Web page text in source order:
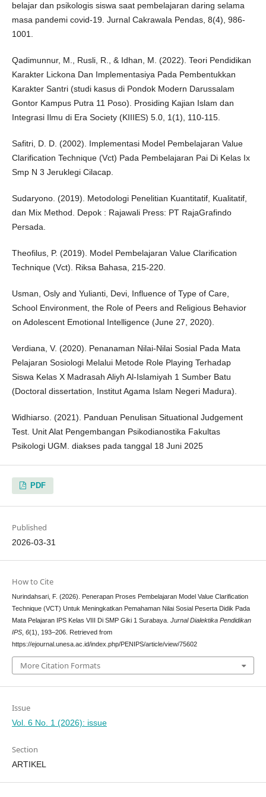
belajar dan psikologis siswa saat pembelajaran daring selama
masa pandemi covid-19. Jurnal Cakrawala Pendas, 8(4), 986-
1001.
Qadimunnur, M., Rusli, R., & Idhan, M. (2022). Teori Pendidikan
Karakter Lickona Dan Implementasiya Pada Pembentukkan
Karakter Santri (studi kasus di Pondok Modern Darussalam
Gontor Kampus Putra 11 Poso). Prosiding Kajian Islam dan
Integrasi Ilmu di Era Society (KIIIES) 5.0, 1(1), 110-115.
Safitri, D. D. (2002). Implementasi Model Pembelajaran Value
Clarification Technique (Vct) Pada Pembelajaran Pai Di Kelas Ix
Smp N 3 Jeruklegi Cilacap.
Sudaryono. (2019). Metodologi Penelitian Kuantitatif, Kualitatif,
dan Mix Method. Depok : Rajawali Press: PT RajaGrafindo
Persada.
Theofilus, P. (2019). Model Pembelajaran Value Clarification
Technique (Vct). Riksa Bahasa, 215-220.
Usman, Osly and Yulianti, Devi, Influence of Type of Care,
School Environment, the Role of Peers and Religious Behavior
on Adolescent Emotional Intelligence (June 27, 2020).
Verdiana, V. (2020). Penanaman Nilai-Nilai Sosial Pada Mata
Pelajaran Sosiologi Melalui Metode Role Playing Terhadap
Siswa Kelas X Madrasah Aliyh Al-Islamiyah 1 Sumber Batu
(Doctoral dissertation, Institut Agama Islam Negeri Madura).
Widhiarso. (2021). Panduan Penulisan Situational Judgement
Test. Unit Alat Pengembangan Psikodianostika Fakultas
Psikologi UGM. diakses pada tanggal 18 Juni 2025
PDF
Published
2026-03-31
How to Cite
Nurindahsari, F. (2026). Penerapan Proses Pembelajaran Model Value Clarification
Technique (VCT) Untuk Meningkatkan Pemahaman Nilai Sosial Peserta Didik Pada
Mata Pelajaran IPS Kelas VIII Di SMP Giki 1 Surabaya. Jurnal Dialektika Pendidikan
IPS, 6(1), 193–206. Retrieved from
https://ejournal.unesa.ac.id/index.php/PENIPS/article/view/75602
More Citation Formats
Issue
Vol. 6 No. 1 (2026): issue
Section
ARTIKEL